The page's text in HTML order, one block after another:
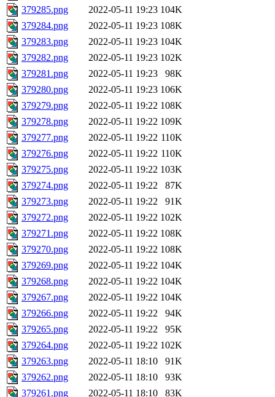
379285.png
2022-05-11 19:23 104K
379284.png
2022-05-11 19:23 108K
379283.png
2022-05-11 19:23 104K
379282.png
2022-05-11 19:23 102K
379281.png
2022-05-11 19:23
98K
379280.png
2022-05-11 19:23 106K
379279.png
2022-05-11 19:22 108K
379278.png
2022-05-11 19:22 109K
379277.png
2022-05-11 19:22 110K
379276.png
2022-05-11 19:22 110K
379275.png
2022-05-11 19:22 103K
379274.png
2022-05-11 19:22
87K
379273.png
2022-05-11 19:22
91K
379272.png
2022-05-11 19:22 102K
379271.png
2022-05-11 19:22 108K
379270.png
2022-05-11 19:22 108K
379269.png
2022-05-11 19:22 104K
379268.png
2022-05-11 19:22 104K
379267.png
2022-05-11 19:22 104K
379266.png
2022-05-11 19:22
94K
379265.png
2022-05-11 19:22
95K
379264.png
2022-05-11 19:22 102K
379263.png
2022-05-11 18:10
91K
379262.png
2022-05-11 18:10
93K
379261.png
2022-05-11 18:10
83K